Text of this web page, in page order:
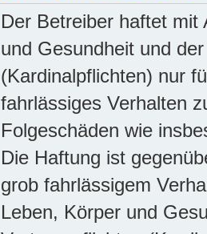
Der Betreiber haftet mit
und Gesundheit und
(Kardinalpflichten) nur
fahrlässiges Verhalten
Folgeschäden wie
Die Haftung ist
grob fahrlässigem
Leben, Körper und